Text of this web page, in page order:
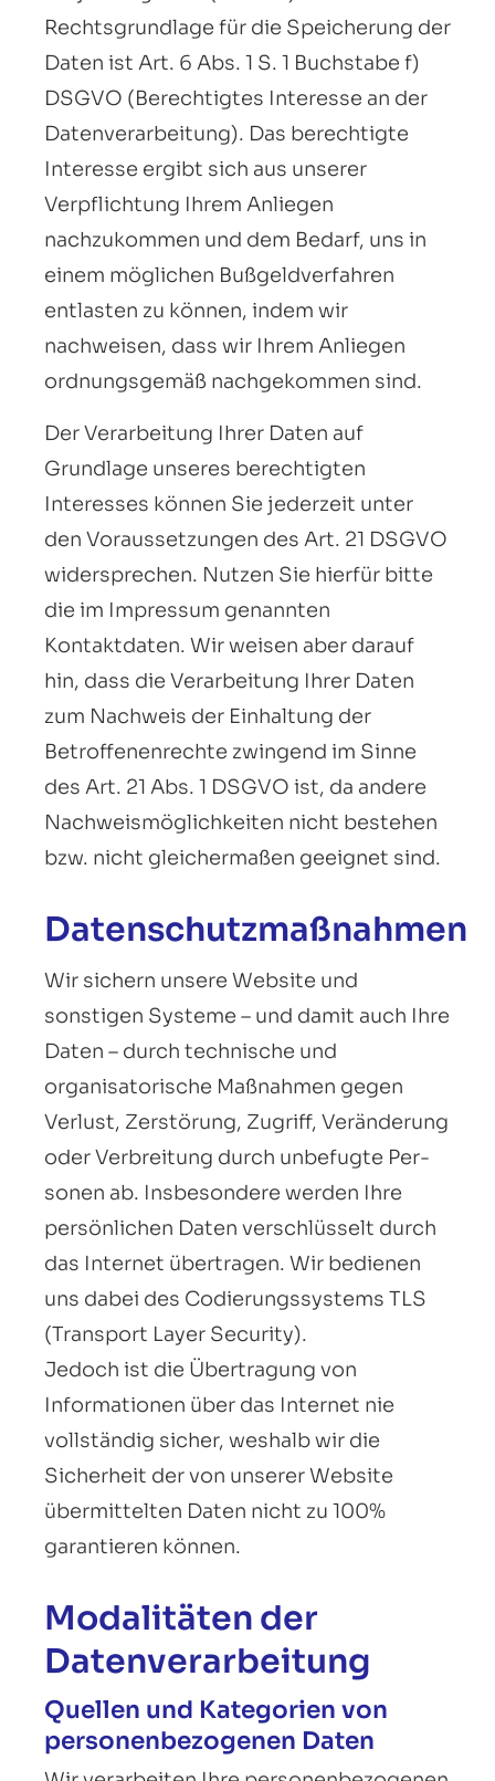
Rechtsgrundlage für die Speicherung der
Daten ist Art. 6 Abs. 1 S. 1 Buchstabe f)
DSGVO (Berechtigtes Interesse an der
Datenverarbeitung). Das berechtigte
Interesse ergibt sich aus unserer
Verpflichtung Ihrem Anliegen
nachzukommen und dem Bedarf, uns in
einem möglichen Bußgeldverfahren
entlasten zu können, indem wir
nachweisen, dass wir Ihrem Anliegen
ordnungsgemäß nachgekommen sind.
Der Verarbeitung Ihrer Daten auf
Grundlage unseres berechtigten
Interesses können Sie jederzeit unter
den Voraussetzungen des Art. 21 DSGVO
widersprechen. Nutzen Sie hierfür bitte
die im Impressum genannten
Kontaktdaten. Wir weisen aber darauf
hin, dass die Verarbeitung Ihrer Daten
zum Nachweis der Einhaltung der
Betroffenenrechte zwingend im Sinne
des Art. 21 Abs. 1 DSGVO ist, da andere
Nachweismöglichkeiten nicht bestehen
bzw. nicht gleichermaßen geeignet sind.
Datenschutzmaßnahmen
Wir sichern unsere Website und
sonstigen Systeme – und damit auch Ihre
Daten – durch technische und
organisatorische Maßnahmen gegen
Verlust, Zerstörung, Zugriff, Veränderung
oder Verbreitung durch unbefugte Per­
sonen ab. Insbesondere werden Ihre
persönlichen Daten verschlüsselt durch
das Internet übertragen. Wir bedienen
uns dabei des Codierungssystems TLS
(Transport Layer Security).
Jedoch ist die Übertragung von
Informationen über das Internet nie
vollständig sicher, weshalb wir die
Sicherheit der von unserer Website
übermittelten Daten nicht zu 100%
garantieren können.
Modalitäten der
Datenverarbeitung
Quellen und Kategorien von
personenbezogenen Daten